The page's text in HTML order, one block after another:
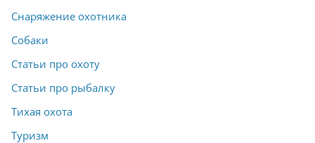
Снаряжение охотника
Собаки
Статьи про охоту
Статьи про рыбалку
Тихая охота
Туризм